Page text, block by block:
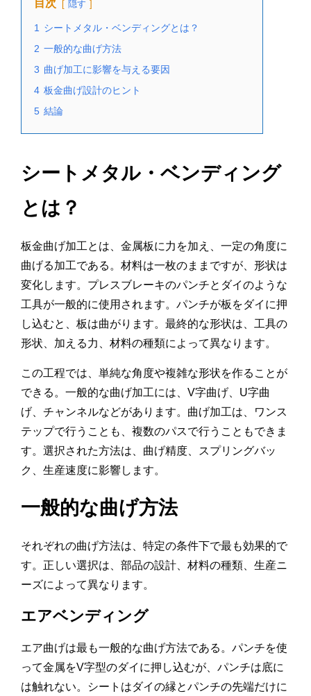
目次 隠す
1
シートメタル・ベンディングとは？
2 一般的な曲げ方法
3 曲げ加工に影響を与える要因
4 板金曲げ設計のヒント
5 結論
シートメタル・ベンディング
とは？
板金曲げ加工とは、金属板に力を加え、一定の角度に
曲げる加工である。材料は一枚のままですが、形状は
変化します。プレスブレーキのパンチとダイのような
工具が一般的に使用されます。パンチが板をダイに押
し込むと、板は曲がります。最終的な形状は、工具の
形状、加える力、材料の種類によって異なります。
この工程では、単純な角度や複雑な形状を作ることが
できる。一般的な曲げ加工には、V字曲げ、U字曲
げ、チャンネルなどがあります。曲げ加工は、ワンス
テップで行うことも、複数のパスで行うこともできま
す。選択された方法は、曲げ精度、スプリングバッ
ク、生産速度に影響します。
一般的な曲げ方法
それぞれの曲げ方法は、特定の条件下で最も効果的で
す。正しい選択は、部品の設計、材料の種類、生産ニ
ーズによって異なります。
エアベンディング
エア曲げは最も一般的な曲げ方法である。パンチを使
って金属をV字型のダイに押し込むが、パンチは底に
は触れない。シートはダイの縁とパンチの先端だけに